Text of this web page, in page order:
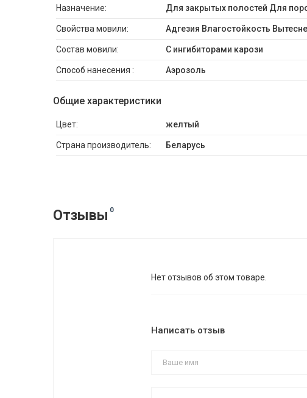
Назначение: Для закрытых полостей Для
Свойства мовили: Адгезия Влагостойкость
Состав мовили: С ингибиторами карози
Способ нанесения : Аэрозоль
Общие характеристики
Цвет: желтый
Страна производитель: Беларусь
Отзывы 0
Нет отзывов об этом товаре.
Написать отзыв